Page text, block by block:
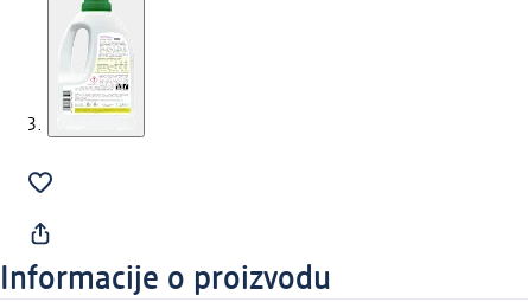
Informacije o proizvodu